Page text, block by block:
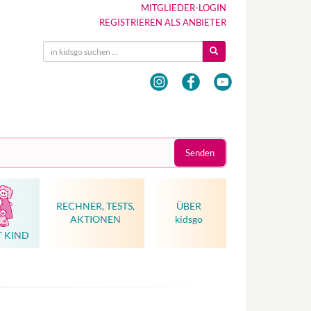
MITGLIEDER-LOGIN
REGISTRIEREN ALS ANBIETER
Senden
KIND
RECHNER, TESTS,
AKTIONEN
ÜBER
kidsgo